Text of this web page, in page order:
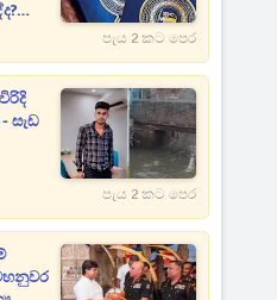
පැය 2 කට පෙර
සැඩ
පැය 2 කට පෙර